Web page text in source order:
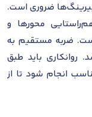
ضروری است.
محورها و
ضربه مستقیم به
روانکاری باید طبق
انجام شود تا از